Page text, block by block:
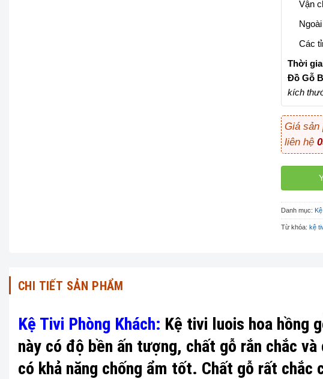
Vận
Các
Thời
Đồ Gỗ
kích
Giá sản
liên hệ
Danh mục:
Từ khóa: kệ
CHI TIẾT SẢN PHẨM
Kệ Tivi Phòng Khách: Kệ tivi luois hoa hồng
này có độ bền ấn tượng, chất gỗ rắn chắc
có khả năng chống ẩm tốt. Chất gỗ rất chắc